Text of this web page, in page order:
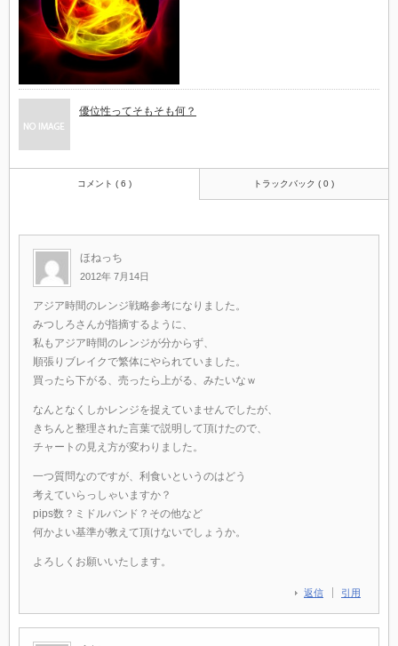
優位性ってそもそも何？
コメント ( 6 ) トラックバック ( 0 )
ほねっち
2012年 7月14日
返信 引用
アジア時間のレンジ戦略参考になりました。
みつしろさんが指摘するように、
私もアジア時間のレンジが分からず、
順張りブレイクで繁体にやられていました。
買ったら下がる、売ったら上がる、みたいなｗ
なんとなくしかレンジを捉えていませんでしたが、
きちんと整理された言葉で説明して頂けたので、
チャートの見え方が変わりました。
一つ質問なのですが、利食いというのはどう
考えていらっしゃいますか？
pips数？ミドルバンド？その他など
何かよい基準が教えて頂けないでしょうか。
よろしくお願いいたします。